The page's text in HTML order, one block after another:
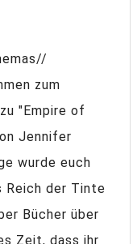
zum
"Empire of
Jennifer
wurde euch
Reich der Tinte
Bücher über
Zeit, dass ihr